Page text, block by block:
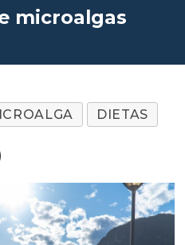
microalgas
DIETAS